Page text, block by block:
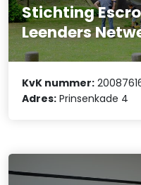
Stichting
Leenders
KvK nummer:
Adres: Prinsenkade 4